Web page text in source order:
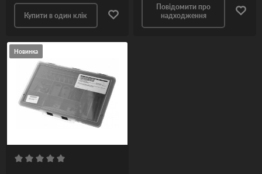
Купити в один клік
Повідомити про
надходження
Новинка